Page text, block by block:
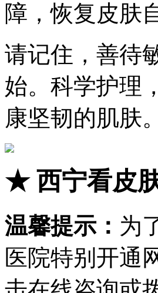
障，恢复皮肤
请记住，善待
始。科学护理
康坚韧的肌肤。
★西宁看皮
温馨提示： 为
医院特别开通